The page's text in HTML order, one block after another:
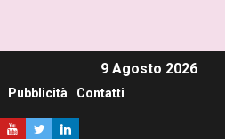
9 Agosto 2026
Pubblicità Contatti